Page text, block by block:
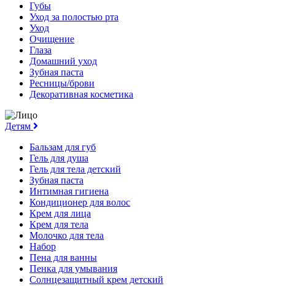
Губы
Уход за полостью рта
Уход
Очищение
Глаза
Домашний уход
Зубная паста
Ресницы/брови
Декоративная косметика
Детям
Бальзам для губ
Гель для душа
Гель для тела детский
Зубная паста
Интимная гигиена
Кондиционер для волос
Крем для лица
Крем для тела
Молочко для тела
Набор
Пена для ванны
Пенка для умывания
Солнцезащитный крем детский